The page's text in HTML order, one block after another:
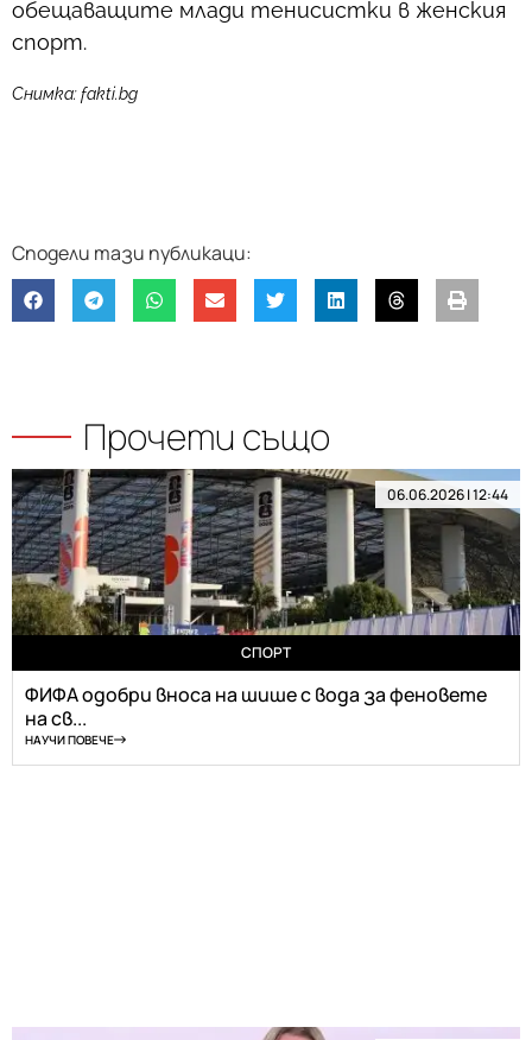
обещаващите млади тенисистки в женския
спорт.
Снимка: fakti.bg
Прочети също
06.06.2026 | 12:44
СПОРТ
ФИФА одобри вноса на шише с вода за феновете
на св...
НАУЧИ ПОВЕЧЕ